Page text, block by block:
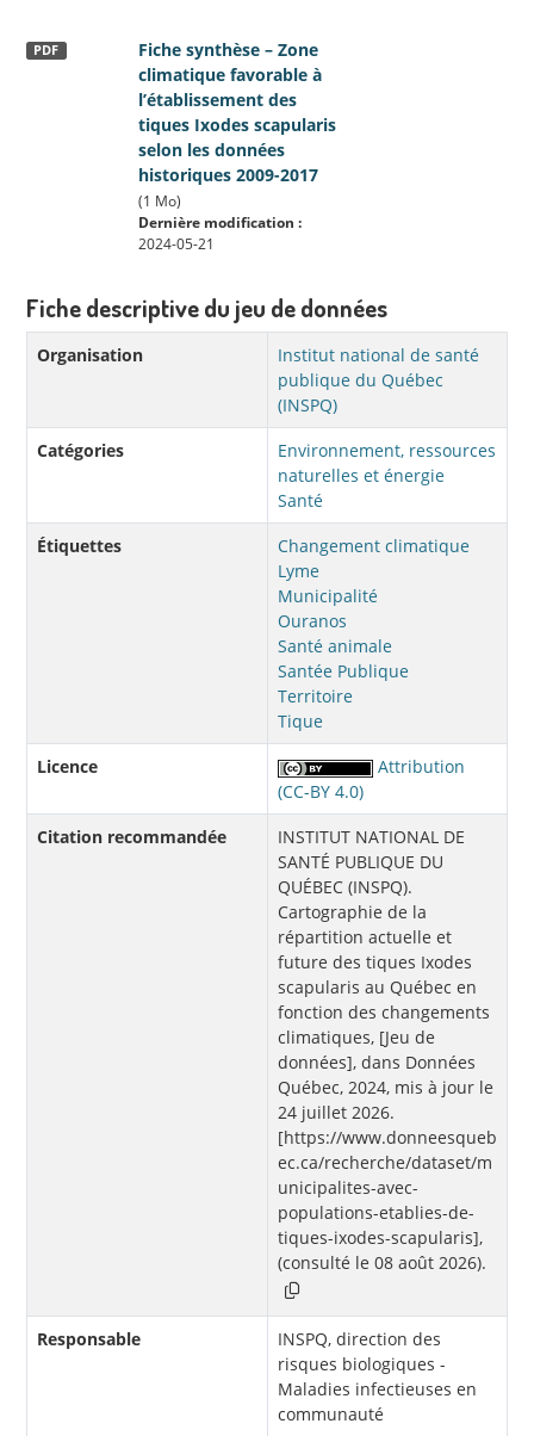
Fiche synthèse – Zone
climatique favorable à
l’établissement des
tiques Ixodes scapularis
selon les données
historiques 2009-2017
PDF
(1 Mo)
Dernière modification :
2024-05-21
Fiche descriptive du jeu de données
Organisation
Institut national de santé
publique du Québec
(INSPQ)
Catégories
Environnement, ressources
naturelles et énergie
Santé
Étiquettes
Changement climatique
Lyme
Municipalité
Ouranos
Santé animale
Santée Publique
Territoire
Tique
Licence
Attribution
(CC-BY 4.0)
Citation recommandée
INSTITUT NATIONAL DE
SANTÉ PUBLIQUE DU
QUÉBEC (INSPQ).
Cartographie de la
répartition actuelle et
future des tiques Ixodes
scapularis au Québec en
fonction des changements
climatiques, [Jeu de
données], dans Données
Québec, 2024, mis à jour le
24 juillet 2026.
[https://www.donneesqueb
ec.ca/recherche/dataset/m
unicipalites-avec-
populations-etablies-de-
tiques-ixodes-scapularis],
(consulté le 08 août 2026).
Responsable
INSPQ, direction des
risques biologiques -
Maladies infectieuses en
communauté